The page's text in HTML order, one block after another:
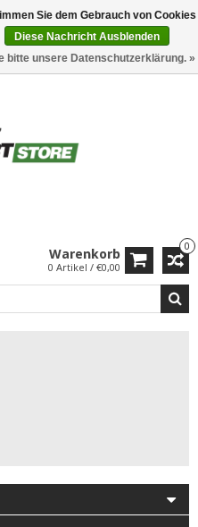
0
Warenkorb
0 Artikel / €0,00
Sie dem Gebrauch von Cookies
Diese Nachricht Ausblenden
bitte unsere Datenschutzerklärung. »